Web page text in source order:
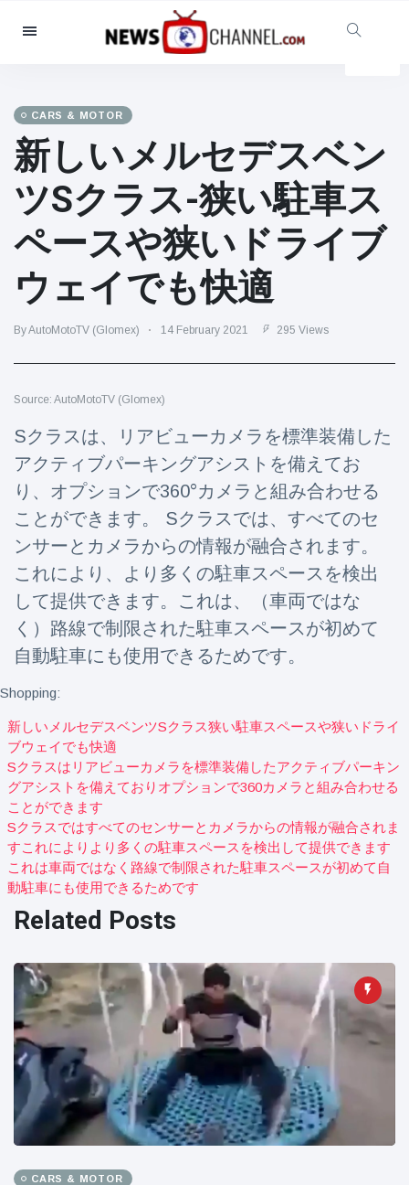
Categories
Social & Fun
Cinema & TV
(81)
Sport
(237)
Celebrities
(13938)
Fashion & Beauty
(122)
(5997)
Food & Drink
(79)
Gaming
(160)
Latest News
Magician's
handcuff
'escape' has
audience in
stitches
16 July 215 Views
Conservationists
celebrate birth
Florida man
arrested after
launching
fireworks from
178 Views
CARS & MOTOR
新しいメルセデスベン
ツSクラス-狭い駐車ス
ペースや狭いドライブ
ウェイでも快適
By AutoMotoTV (Glomex) 14 February 2021 295 Views
Source: AutoMotoTV (Glomex)
Sクラスは、リアビューカメラを標準装備した
アクティブパーキングアシストを備えてお
り、オプションで360°カメラと組み合わせる
ことができます。 Sクラスでは、すべてのセ
ンサーとカメラからの情報が融合されます。
これにより、より多くの駐車スペースを検出
して提供できます。これは、（車両ではな
く）路線で制限された駐車スペースが初めて
自動駐車にも使用できるためです。
Shopping:
新しいメルセデスベンツsクラス狭い駐車スペースや狭いドライ
ブウェイでも快適
Sクラスはリアビューカメラを標準装備したアクティブパーキン
グアシストを備えておりオプションで360カメラと組み合わせる
ことができます
Sクラスではすべてのセンサーとカメラからの情報が融合されま
すこれによりより多くの駐車スペースを検出して提供できます
これは車両ではなく路線で制限された駐車スペースが初めて自
動駐車にも使用できるためです
Related Posts
CARS & MOTOR